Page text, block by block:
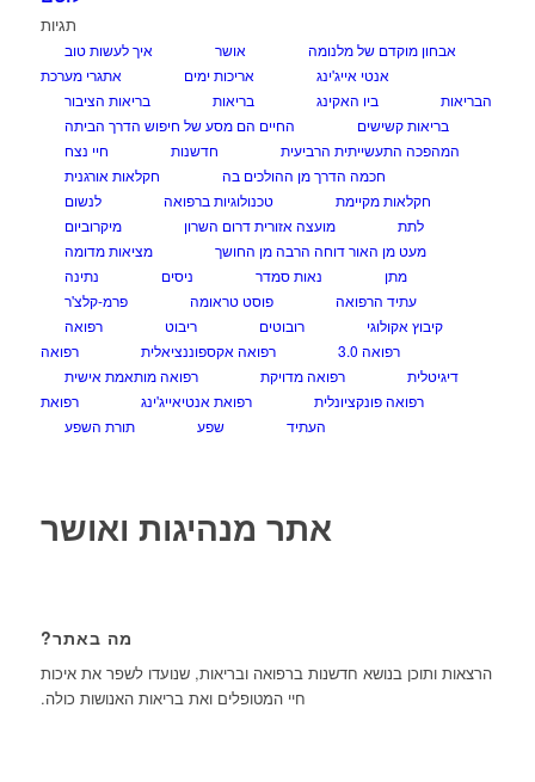
תגיות
אבחון מוקדם של מלנומה אושר
איך לעשות טוב
אנטי אייג'ינג
אריכות ימים
אתגרי מערכת
הבריאות
ביו האקינג בריאות
בריאות הציבור
בריאות קשישים
החיים הם מסע של חיפוש הדרך הביתה
המהפכה התעשייתית הרביעית
חדשנות
חיי נצח
חכמה הדרך מן ההולכים בה
חקלאות אורגנית
חקלאות מקיימת
טכנולוגיות ברפואה
לנשום
לתת
מועצה אזורית דרום השרון
מיקרוביום
מעט מן האור דוחה הרבה מן החושך
מציאות מדומה
מתן
נאות סמדר ניסים
נתינה
עתיד הרפואה
פוסט טראומה
פרמ-קלצ'ר
קיבוץ אקולוגי
רובוטים ריבוט
רפואה
רפואה 3.0
רפואה אקספוננציאלית
רפואה
דיגיטלית
רפואה מדויקת
רפואה מותאמת אישית
רפואה פונקציונלית
רפואת אנטיאייג'ינג
רפואת
העתיד
שפע תורת השפע
אתר מנהיגות ואושר
מה באתר?
הרצאות ותוכן בנושא חדשנות ברפואה ובריאות, שנועדו לשפר את איכות
חיי המטופלים ואת בריאות האנושות כולה.